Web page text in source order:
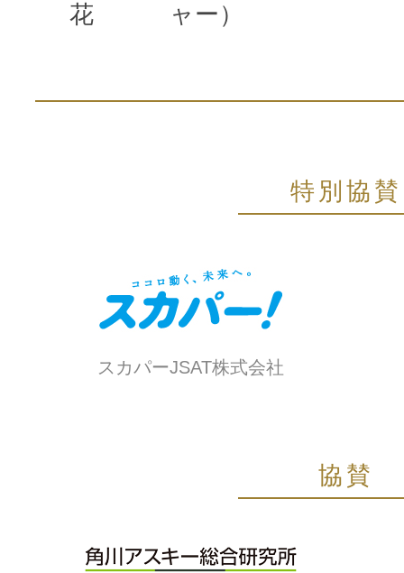
花
ャー）
特別協賛
スカパーJSAT株式会社
協賛